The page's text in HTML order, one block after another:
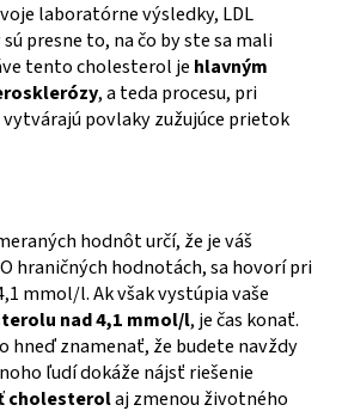
laboratórne výsledky, LDL
presne to, na čo by ste sa mali
tento cholesterol je hlavným
, a teda procesu, pri
povlaky zužujúce prietok
hodnôt určí, že je váš
hraničných hodnotách, sa hovorí pri
mmol/l. Ak však vystúpia vaše
nad 4,1 mmol/l, je čas konať.
hneď znamenať, že budete navždy
ľudí dokáže nájsť riešenie
cholesterolaj zmenou životného